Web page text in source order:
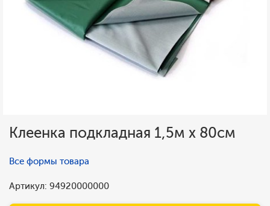
Клеенка подкладная 1,5м х 80см
Все формы товара
Артикул: 94920000000